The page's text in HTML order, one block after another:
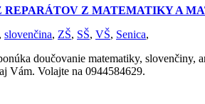
REPARÁTOV Z MATEMATIKY A
, slovenčina, ZŠ, SŠ, VŠ, Senica,
doučovanie matematiky, slovenčiny,
Vám. Volajte na 0944584629.